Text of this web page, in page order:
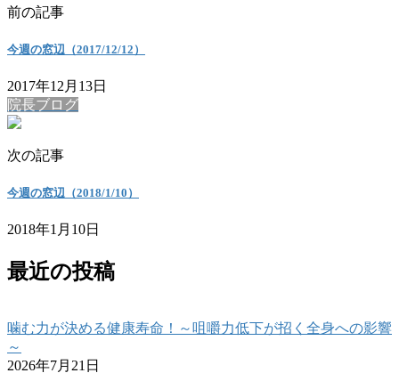
前の記事
今週の窓辺（2017/12/12）
2017年12月13日
院長ブログ
次の記事
今週の窓辺（2018/1/10）
2018年1月10日
最近の投稿
噛む力が決める健康寿命！～咀嚼力低下が招く全身への影響
～
2026年7月21日